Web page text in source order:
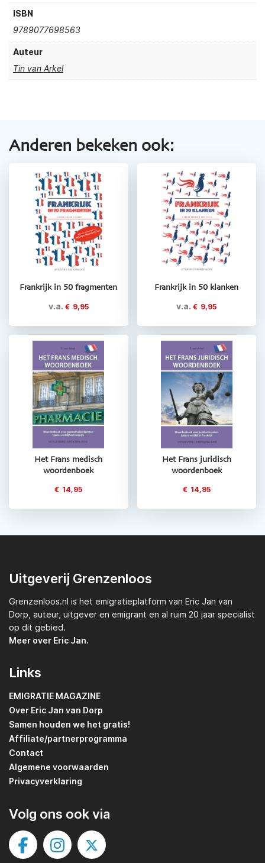
ISBN
9789077698563
Auteur
Tin van Arkel
Anderen bekeken ook:
Frankrijk in 50 fragmenten
v.a. € 9,95
Frankrijk in 50 klanken
v.a.€ 9,95
Het Frans medisch
woordenboek
€ 14,95
Het Frans juridisch
woordenboek
€ 14,95
Uitgeverij Grenzenloos
Grenzenloos.nl is het emigratieplatform van Eric Jan van
Dorp, auteur, uitgever en emigrant en al ruim 20 jaar specialist
op dit gebied.
Meer over Eric Jan.
Links
EMIGRATIE MAGAZINE
Over Eric Jan van Dorp
Samen houden we het gratis!
Affiliate/partnerprogramma
Contact
Algemene voorwaarden
Privacyverklaring
Volg ons ook via